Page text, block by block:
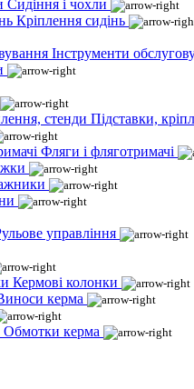
Сидіння і чохли
Кріплення сидінь
Інструменти
Підставки,
Фляги і фляготримачі
управління
Кермові колонки
керма
Обмотки керма